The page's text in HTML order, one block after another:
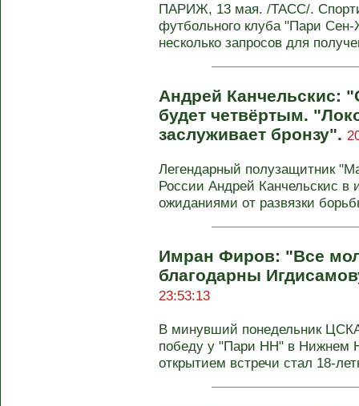
ПАРИЖ, 13 мая. /ТАСС/.
футбольного клуба "Пари
несколько запросов для
Андрей Канчельскис:
будет четвёртым.
заслуживает бронзу".
Легендарный полузащитник
России Андрей Канчельскис
ожиданиями от развязки
Имран Фиров: "Все
благодарны
23:53:13
В минувший понедельник
победу у "Пари НН" в Нижнем
открытием встречи стал 18-